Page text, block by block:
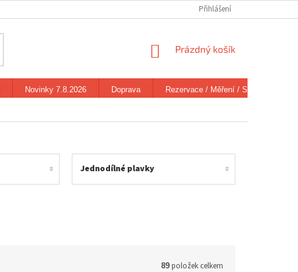
Přihlášení
NÁKUPNÍ
Prázdný košík
Novinky 7.8.2026 Doprava Rezervace / Měření / Stav zboží
Jednodílné plavky
89 položek celkem